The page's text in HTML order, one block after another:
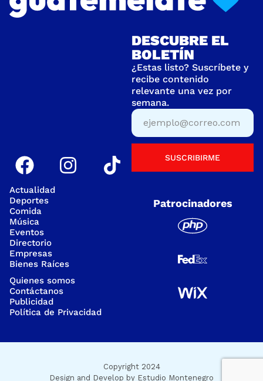
Actualidad
Deportes
Comida
Música
Eventos
Directorio
Empresas
Bienes Raíces
Quienes somos
Contáctanos
Publicidad
Política de Privacidad
DESCUBRE EL
BOLETÍN
¿Estas listo? Suscríbete y
recibe contenido
relevante una vez por
semana.
SUSCRIBIRME
Patrocinadores
Copyright 2024
Design and Develop by Estudio Montenegro